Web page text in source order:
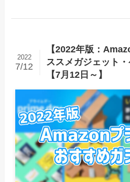
【2022年版：
ススメガジェット
【7月12日～】
2022
7/12